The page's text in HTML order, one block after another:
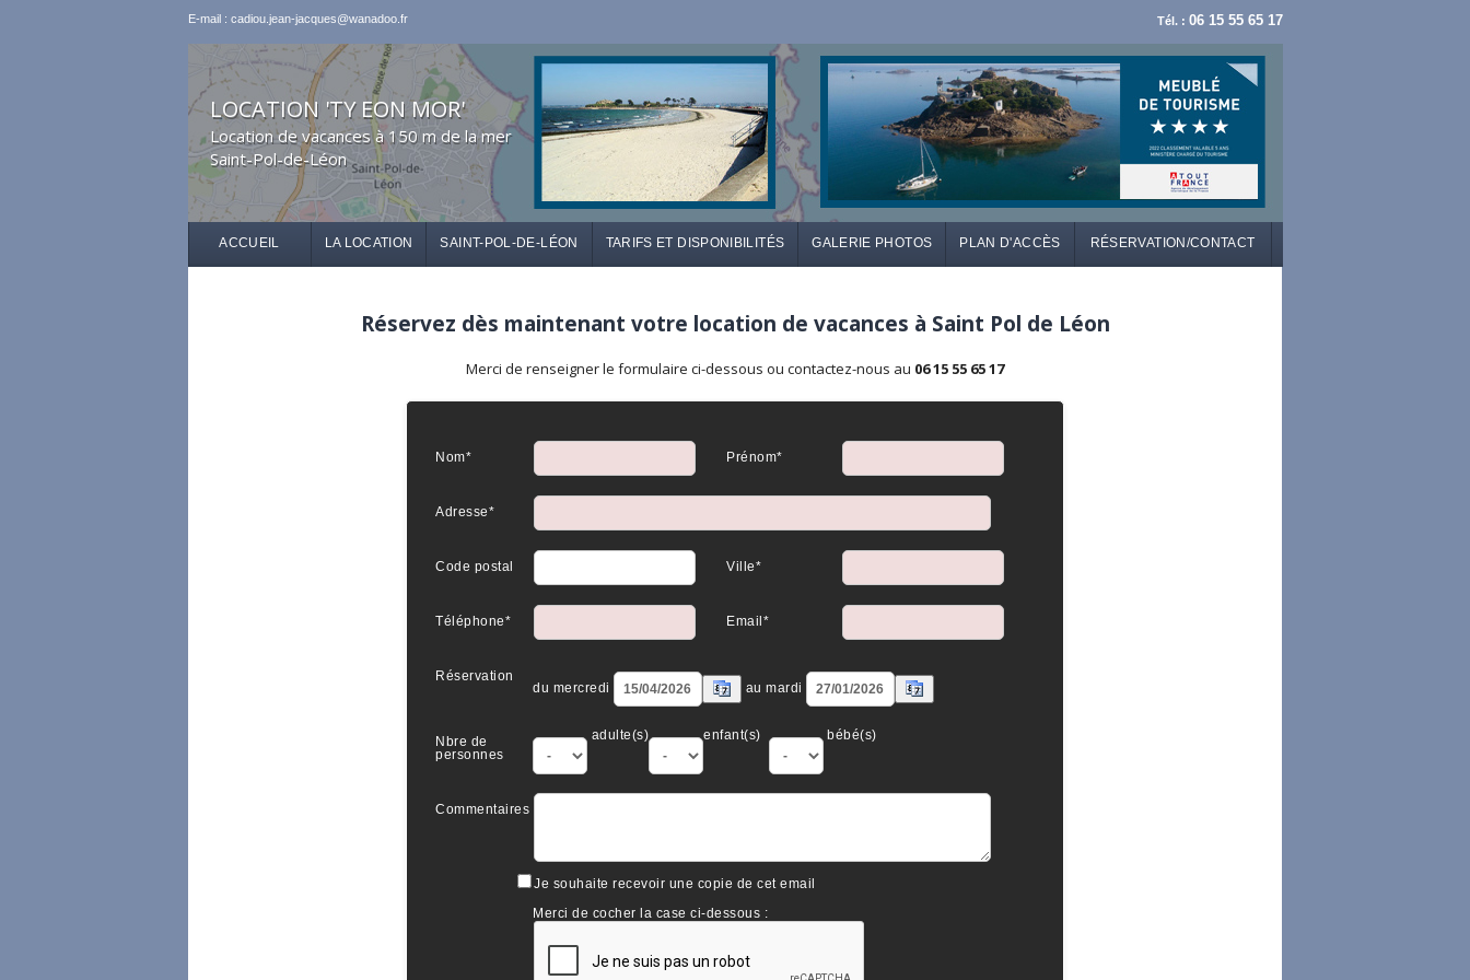
E-mail : cadiou.jean-jacques@wanadoo.fr Tél. : 06 15 55 65 17
LOCATION 'TY EON MOR'
Location de vacances à 150 m de la mer
Saint-Pol-de-Léon
ACCUEIL LA LOCATION SAINT-POL-DE-LÉON TARIFS ET DISPONIBILITÉS GALERIE PHOTOS PLAN D'ACCÈS RÉSERVATION/CONTACT
Réservez dès maintenant votre location de vacances à Saint Pol de Léon
Merci de renseigner le formulaire ci-dessous ou contactez-nous au 06 15 55 65 17
Nom* Prénom*
Adresse*
Code postal Ville*
Téléphone* Email*
Réservation
du mercredi au mardi
Nbre de
personnes
adulte(s) enfant(s) bébé(s)
Commentaires
Je souhaite recevoir une copie de cet email
Merci de cocher la case ci-dessous :